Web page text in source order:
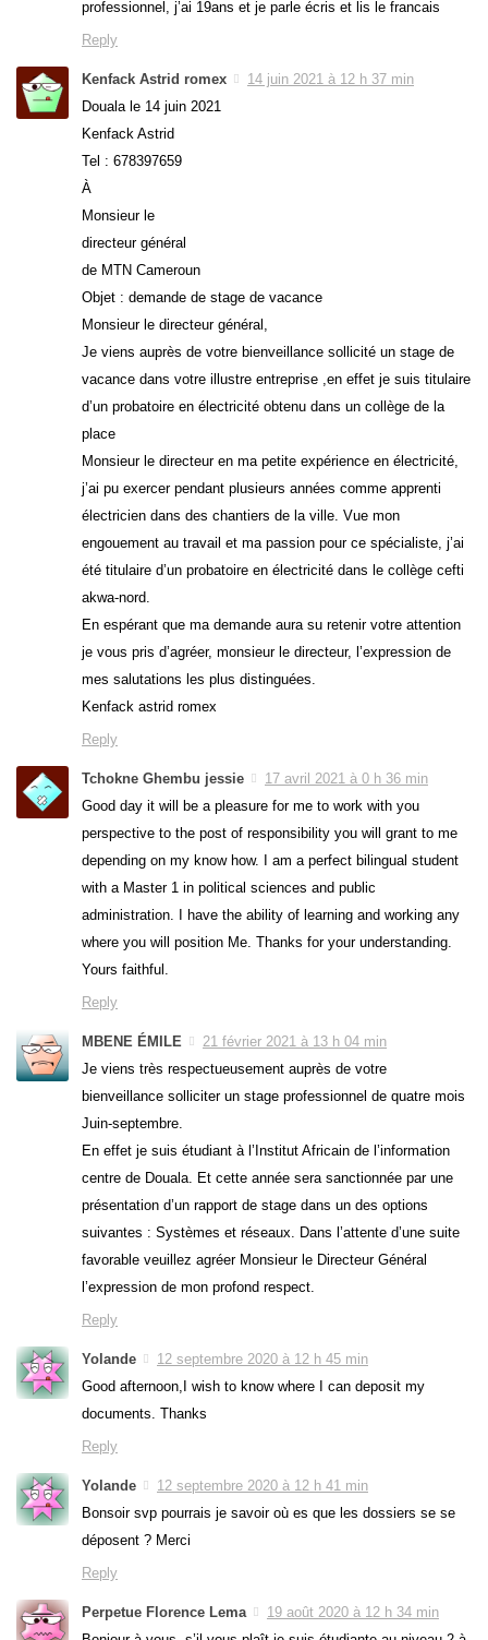
professionnel, j’ai 19ans et je parle écris et lis le francais
Reply
Kenfack Astrid romex
14 juin 2021 à 12 h 37 min
Douala le 14 juin 2021
Kenfack Astrid
Tel : 678397659
À
Monsieur le
directeur général
de MTN Cameroun
Objet : demande de stage de vacance
Monsieur le directeur général,
Je viens auprès de votre bienveillance sollicité un stage de
vacance dans votre illustre entreprise ,en effet je suis titulaire
d’un probatoire en électricité obtenu dans un collège de la
place
Monsieur le directeur en ma petite expérience en électricité,
j’ai pu exercer pendant plusieurs années comme apprenti
électricien dans des chantiers de la ville. Vue mon
engouement au travail et ma passion pour ce spécialiste, j’ai
été titulaire d’un probatoire en électricité dans le collège cefti
akwa-nord.
En espérant que ma demande aura su retenir votre attention
je vous pris d’agréer, monsieur le directeur, l’expression de
mes salutations les plus distinguées.
Kenfack astrid romex
Reply
Tchokne Ghembu jessie
17 avril 2021 à 0 h 36 min
Good day it will be a pleasure for me to work with you
perspective to the post of responsibility you will grant to me
depending on my know how. I am a perfect bilingual student
with a Master 1 in political sciences and public
administration. I have the ability of learning and working any
where you will position Me. Thanks for your understanding.
Yours faithful.
Reply
MBENE ÉMILE
21 février 2021 à 13 h 04 min
Je viens très respectueusement auprès de votre
bienveillance solliciter un stage professionnel de quatre mois
Juin-septembre.
En effet je suis étudiant à l’Institut Africain de l’information
centre de Douala. Et cette année sera sanctionnée par une
présentation d’un rapport de stage dans un des options
suivantes : Systèmes et réseaux. Dans l’attente d’une suite
favorable veuillez agréer Monsieur le Directeur Général
l’expression de mon profond respect.
Reply
Yolande
12 septembre 2020 à 12 h 45 min
Good afternoon,I wish to know where I can deposit my
documents. Thanks
Reply
Yolande
12 septembre 2020 à 12 h 41 min
Bonsoir svp pourrais je savoir où es que les dossiers se se
déposent ? Merci
Reply
Perpetue Florence Lema
19 août 2020 à 12 h 34 min